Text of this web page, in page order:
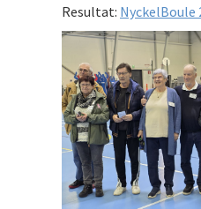
Resultat: NyckelBoule